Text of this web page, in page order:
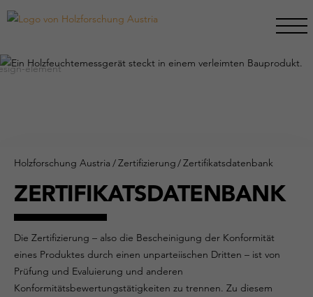
Holzforschung Austria /Zertifizierung/Zertifikatsdatenbank
ZERTIFIKATSDATENBANK
Die Zertifizierung – also die Bescheinigung der Konformität
eines Produktes durch einen unparteiischen Dritten – ist von
Prüfung und Evaluierung und anderen
Konformitätsbewertungstätigkeiten zu trennen. Zu diesem